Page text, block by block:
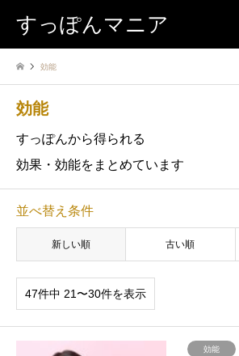
すっぽんマニア
効能
効能
すっぽんから得られる
効果・効能をまとめています
並べ替え条件
新しい順 古い順
47件中 21〜30件を表示
効能